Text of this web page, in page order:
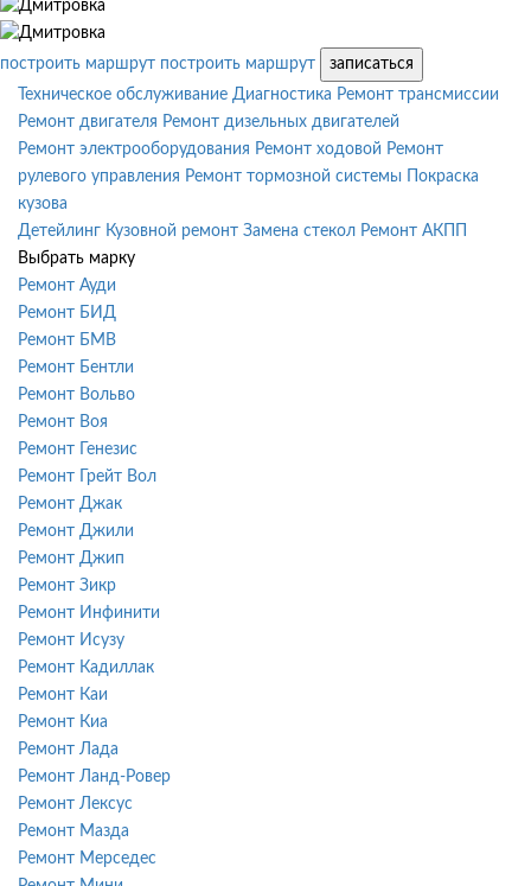
построить маршрут построить маршрут
записаться
Техническое обслуживание Диагностика Ремонт трансмиссии
Ремонт двигателя Ремонт дизельных двигателей
Ремонт электрооборудования Ремонт ходовой Ремонт
рулевого управления Ремонт тормозной системы
Покраска
кузова
Детейлинг Кузовной ремонт Замена стекол Ремонт АКПП
Выбрать марку
Ремонт Ауди
Ремонт БИД
Ремонт БМВ
Ремонт Бентли
Ремонт Вольво
Ремонт Воя
Ремонт Генезис
Ремонт Грейт Вол
Ремонт Джак
Ремонт Джили
Ремонт Джип
Ремонт Зикр
Ремонт Инфинити
Ремонт Исузу
Ремонт Кадиллак
Ремонт Каи
Ремонт Киа
Ремонт Лада
Ремонт Ланд-Ровер
Ремонт Лексус
Ремонт Мазда
Ремонт Мерседес